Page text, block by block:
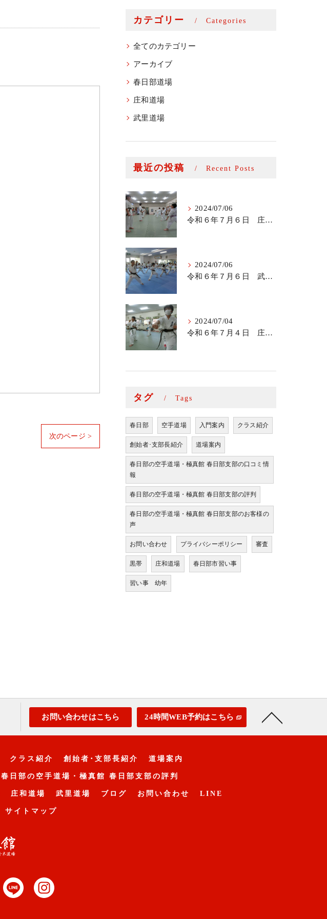
次のページ >
カテゴリー Categories
全てのカテゴリー
アーカイブ
春日部道場
庄和道場
武里道場
最近の投稿 Recent Posts
2024/07/06
令和６年７月６日 庄和道場少年部
2024/07/06
令和６年７月６日 武里道場少年部
2024/07/04
令和６年７月４日 庄和道場の稽古
タグ Tags
春日部 空手道場 入門案内 クラス紹介
創始者･支部長紹介 道場案内
春日部の空手道場・極真館 春日部支部の口コミ情
報
春日部の空手道場・極真館 春日部支部の評判
春日部の空手道場・極真館 春日部支部のお客様の
声
お問い合わせ プライバシーポリシー 審査
黒帯 庄和道場 春日部市習い事
習い事 幼年
お問い合わせはこちら 24時間WEB予約はこちら
クラス紹介 創始者･支部長紹介 道場案内
春日部の空手道場・極真館 春日部支部の評判
庄和道場 武里道場 ブログ お問い合わせ LINE
サイトマップ